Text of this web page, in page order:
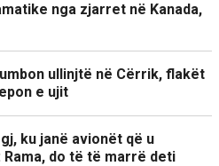
nga zjarret në Kanada,
ullinjtë në Cërrik, flakët
e ujit
ku janë avionët që u
do të të marrë deti